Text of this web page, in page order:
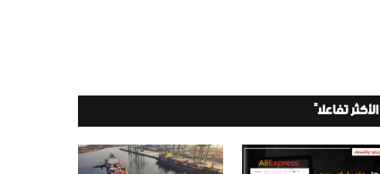
الأكثر تفاعلاً